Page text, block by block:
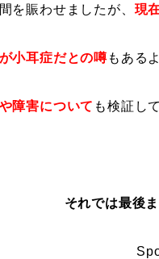
を賑わせましたが、 現
小耳症だとの噂もある
障害について も検証し
それでは最後